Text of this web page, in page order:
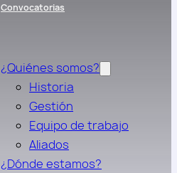
Convocatorias
¿Quiénes somos?
Historia
Gestión
Equipo de trabajo
Aliados
¿Dónde estamos?